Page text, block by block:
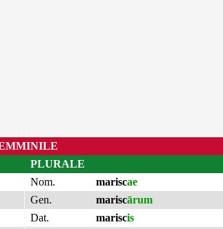
PLURALE
Nom.
mariscae
Gen.
mariscārum
Dat.
mariscis